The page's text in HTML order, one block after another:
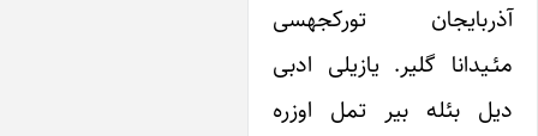
آذربایجان تورکجه‎سی
گلیر. یازیلی ادبی
بئله بیر تمل اوزره